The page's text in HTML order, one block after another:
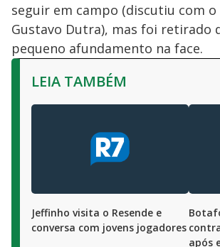
seguir em campo (discutiu com o
Gustavo Dutra), mas foi retirado
pequeno afundamento na face.
LEIA TAMBÉM
Jeffinho visita o Resende e
conversa com jovens jogadores
após